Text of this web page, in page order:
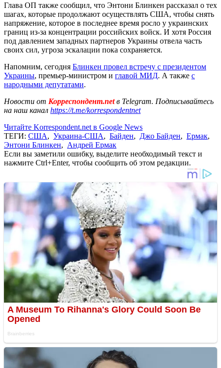
Глава ОП также сообщил, что Энтони Блинкен рассказал о тех
шагах, которые продолжают осуществлять США, чтобы снять
напряжение, которое в последнее время росло у украинских
границ из-за концентрации российских войск. И хотя Россия
под давлением западных партнеров Украины отвела часть
своих сил, угроза эскалации пока сохраняется.
Напомним, сегодня Блинкен провел встречу с президентом
Украины, премьер-министром и главой МИД. А также с
народными депутатами.
Новости от Корреспондент.netв Telegram. Подписывайтесь
на наш канал https://t.me/korrespondentnet
Читайте Korrespondent.net в Google News
ТЕГИ: США, Украина-США, Байден, Джо Байден, Ермак,
Энтони Блинкен, Андрей Ермак
Если вы заметили ошибку, выделите необходимый текст и
нажмите Ctrl+Enter, чтобы сообщить об этом редакции.